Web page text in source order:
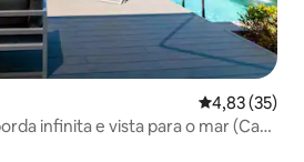
4,83 de uma
4,83 (35)
infinita e vista para o mar (Cap